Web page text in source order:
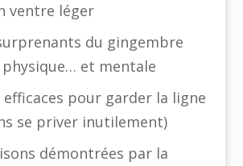
ventre léger
du gingembre
et mentale
pour garder la ligne
se priver inutilement)
démontrées par la